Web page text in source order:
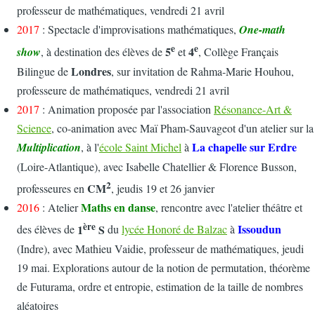
professeur de mathématiques, vendredi 21 avril
2017 : Spectacle d'improvisations mathématiques, One-math
show, à destination des élèves de5e et4e, Collège Français
Bilingue deLondres, sur invitation de Rahma-Marie Houhou,
professeure de mathématiques, vendredi 21 avril
2017 : Animation proposée par l'association Résonance-Art &
Science, co-animation avec Maï Pham-Sauvageot d'un atelier sur la
Multiplication, à l'école Saint Michel à La chapelle sur Erdre
(Loire-Atlantique), avec Isabelle Chatellier & Florence Busson,
professeures enCM2, jeudis 19 et 26 janvier
2016 : AtelierMaths en danse, rencontre avec l'atelier théâtre et
des élèves de 1ère S dulycée Honoré de BalzacàIssoudun
(Indre), avec Mathieu Vaidie, professeur de mathématiques, jeudi
19 mai. Explorations autour de la notion de permutation, théorème
de Futurama, ordre et entropie, estimation de la taille de nombres
aléatoires